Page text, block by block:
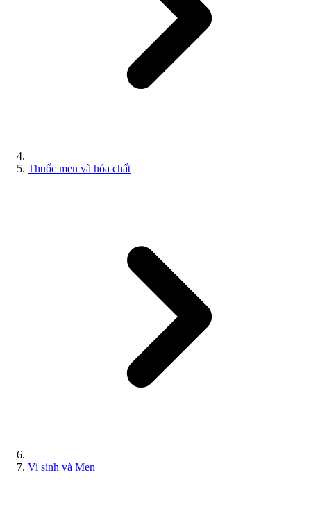
Thuốc men và hóa chất
Vi sinh và Men